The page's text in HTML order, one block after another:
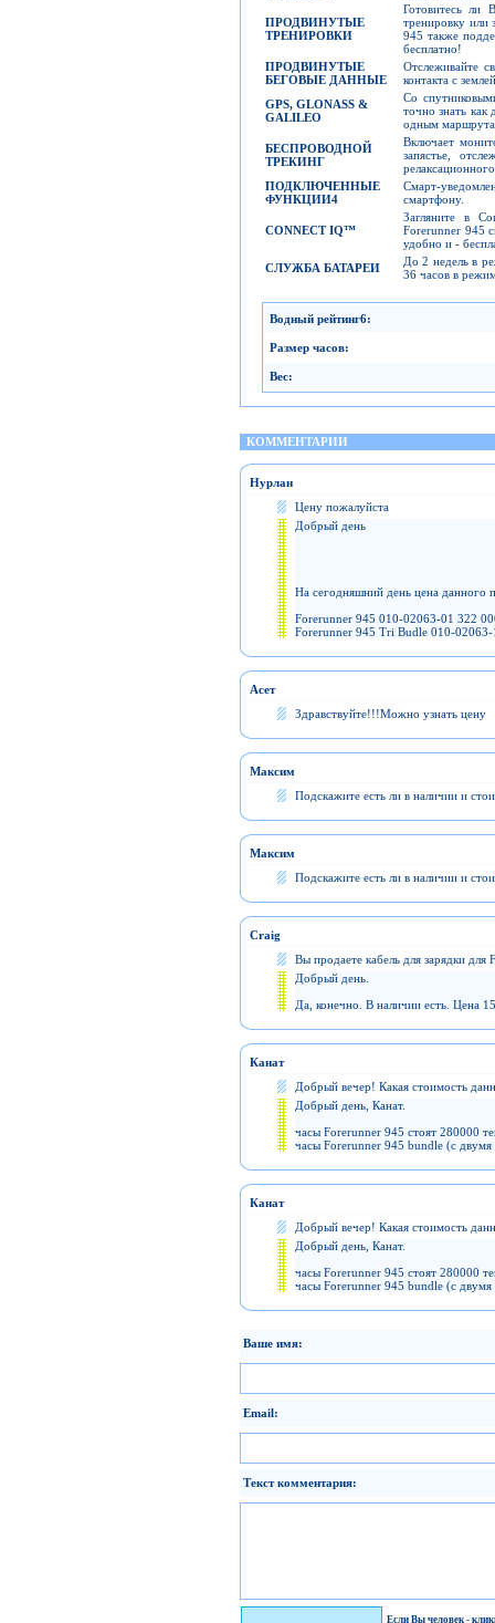
ПРОДВИНУТЫЕ
ТРЕНИРОВКИ
Готовитесь ли
тренировку или
945 также
бесплатно!
ПРОДВИНУТЫЕ
БЕГОВЫЕ ДАННЫЕ
Отслеживайте
контакта с
GPS, GLONASS &
GALILEO
Со
точно знать
одным
БЕСПРОВОДНОЙ
ТРЕКИНГ
Включает
запястье,
ПОДКЛЮЧЕННЫЕ
ФУНКЦИИ4
Смарт-
смартфону.
CONNECT IQ™
Загляните в
Forerunner 945
удобно и -
СЛУЖБА БАТАРЕИ
До 2 недель в
36 часов в
Водный рейтинг6:
Размер часов:
Вес:
КОММЕНТАРИИ
Нурлан
Цену пожалуйста
Добрый день
На сегодняшний день цена данного
Forerunner 945 010-02063-01 322
Forerunner 945 Tri Budle 010-02063-
Асет
Здравствуйте!!!Можно узнать цену
Максим
Подскажите есть ли в наличии и
Максим
Подскажите есть ли в наличии и
Craig
Вы продаете кабель для зарядки для
Добрый день.
Да, конечно. В наличии есть. Цена
Канат
Добрый вечер! Какая стоимость
Добрый день, Канат.
часы Forerunner 945 стоят 280000
часы Forerunner 945 bundle (с двумя
Канат
Добрый вечер! Какая стоимость
Добрый день, Канат.
часы Forerunner 945 стоят 280000
часы Forerunner 945 bundle (с двумя
Ваше имя:
Email:
Текст комментария:
Если Вы человек -